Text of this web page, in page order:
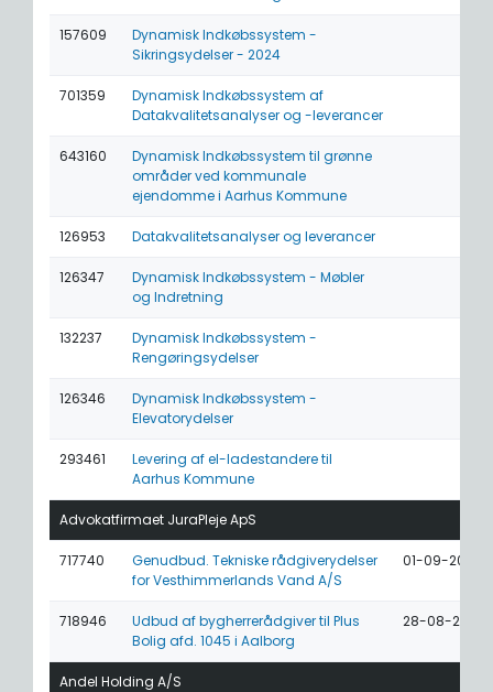
157609
Dynamisk Indkøbssystem -
Sikringsydelser - 2024
701359
Dynamisk Indkøbssystem af
Datakvalitetsanalyser og -leverancer
643160
Dynamisk Indkøbssystem til grønne
områder ved kommunale
ejendomme i Aarhus Kommune
126953 Datakvalitetsanalyser og leverancer
126347
Dynamisk Indkøbssystem - Møbler
og Indretning
132237
Dynamisk Indkøbssystem -
Rengøringsydelser
126346
Dynamisk Indkøbssystem -
Elevatorydelser
293461
Levering af el-ladestandere til
Aarhus Kommune
Advokatfirmaet JuraPleje ApS
717740
Genudbud. Tekniske rådgiverydelser
for Vesthimmerlands Vand A/S
01-09-2026
718946
Udbud af bygherrerådgiver til Plus
Bolig afd. 1045 i Aalborg
28-08-2026
Andel Holding A/S